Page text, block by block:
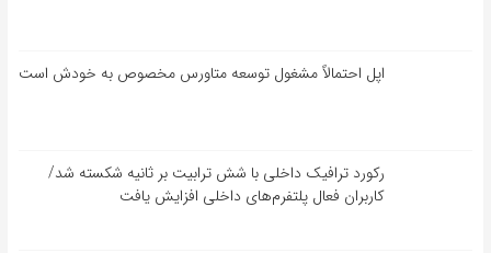
اپل احتمالاً مشغول توسعه متاورس مخصوص به خودش است
رکورد ترافیک داخلی با شش ترابیت بر ثانیه شکسته شد/
کاربران فعال پلتفرم‌های داخلی افزایش یافت